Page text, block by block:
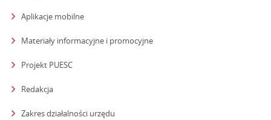
Aplikacje mobilne
Materiały informacyjne i promocyjne
Projekt PUESC
Redakcja
Zakres działalności urzędu